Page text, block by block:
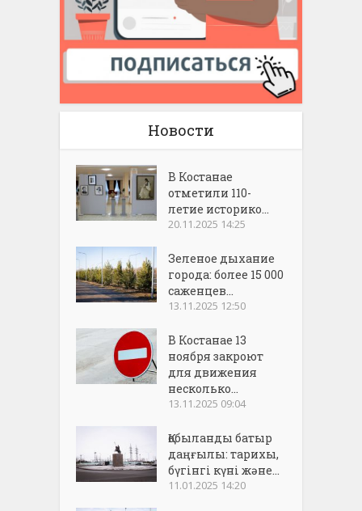
Новости
В Костанае
отметили 110-
летие историко...
20.11.2025 14:25
Зеленое дыхание
города: более 15 000
саженцев...
13.11.2025 12:50
В Костанае 13
ноября закроют
для движения
несколько...
13.11.2025 09:04
Қобыланды батыр
даңғылы: тарихы,
бүгінгі күні және...
11.01.2025 14:20